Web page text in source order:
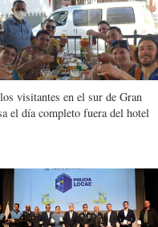
visitantes en el sur de Gran
el día completo fuera del hotel